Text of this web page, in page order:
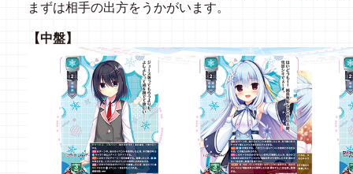
まずは相手の出方をうかがいます。
【中盤】